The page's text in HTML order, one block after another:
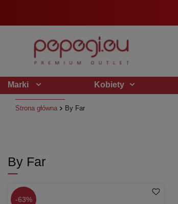
Marki Kobiety
Strona główna By Far
By Far
-63%